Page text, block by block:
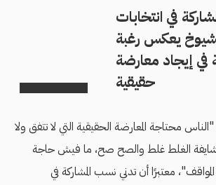
في انتخابات
يعكس رغبة
في إيجاد معارضة
حقيقية
محتاجة المعارضة الحقيقية التي لا تتفق ولا
شايفة الغلط غلط والصح صح، ما فيش حاجة
معتبرًا أن تدني نسب المشاركة في